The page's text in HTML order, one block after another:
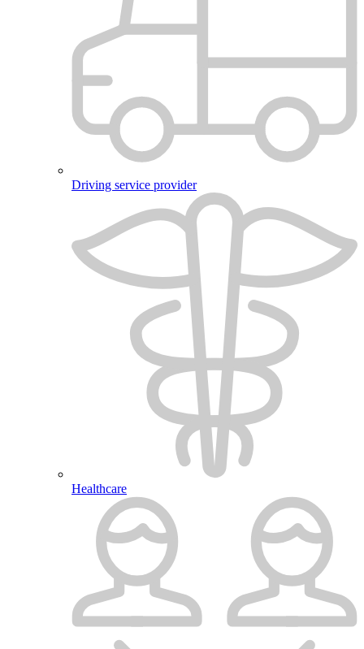
Driving service provider
Healthcare